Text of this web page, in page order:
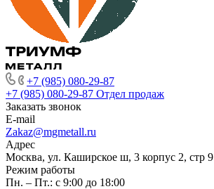
+7 (985) 080-29-87
+7 (985) 080-29-87 Отдел продаж
Заказать звонок
E-mail
Zakaz@mgmetall.ru
Адрес
Москва, ул. Каширское ш, 3 корпус 2, стр 9
Режим работы
Пн. – Пт.: с 9:00 до 18:00